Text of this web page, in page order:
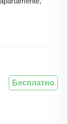
Бесплатно